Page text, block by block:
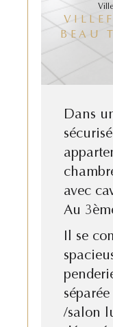
BEAU
Dans
avec
Au
Il se
/salon